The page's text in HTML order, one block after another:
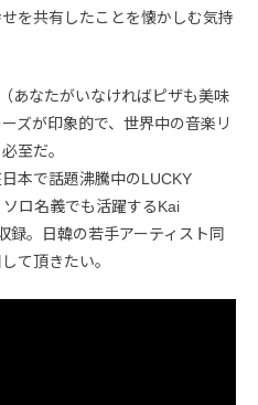
を共有したことを懐かしむ気持
あなたがいなければピザも美味
ズが印象的で、世界中の音楽リ
至だ。
本で話題沸騰中のLUCKY
ロ名義でも活躍するKai
録。日韓の若手アーティスト同
て頂きたい。